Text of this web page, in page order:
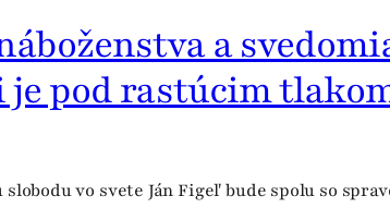
a
je pod rastúcim
vo svete Ján Figeľ bude spolu so